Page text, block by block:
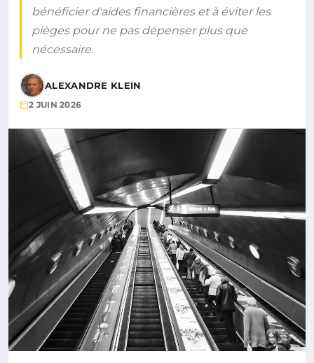
bénéficier d'aides financières et à éviter les
pièges pour ne pas dépenser plus que
nécessaire.
ALEXANDRE KLEIN
2 JUIN 2026